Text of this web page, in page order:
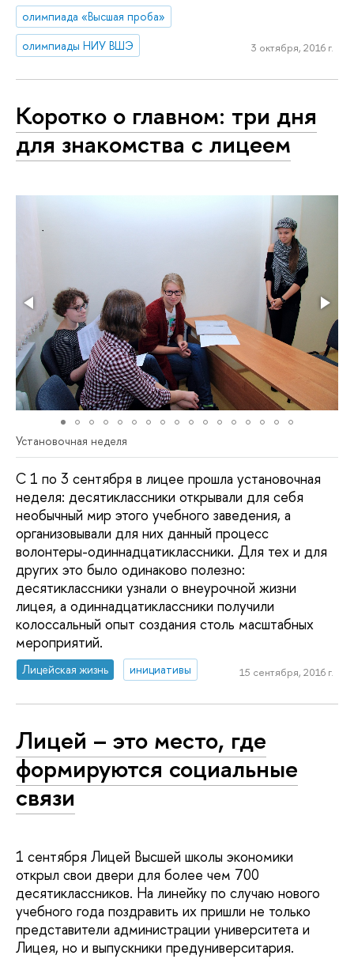
олимпиада «Высшая проба»
олимпиады НИУ ВШЭ
3 октября, 2016 г.
Коротко о главном: три дня
для знакомства с лицеем
Установочная неделя
С 1 по 3 сентября в лицее прошла установочная
неделя: десятиклассники открывали для себя
необычный мир этого учебного заведения, а
организовывали для них данный процесс
волонтеры-одиннадцатиклассники. Для тех и для
других это было одинаково полезно:
десятиклассники узнали о внеурочной жизни
лицея, а одиннадцатиклассники получили
колоссальный опыт создания столь масштабных
мероприятий.
Лицейская жизнь инициативы 15 сентября, 2016 г.
Лицей – это место, где
формируются социальные
связи
1 сентября Лицей Высшей школы экономики
открыл свои двери для более чем 700
десятиклассников. На линейку по случаю нового
учебного года поздравить их пришли не только
представители администрации университета и
Лицея, но и выпускники предуниверситария.